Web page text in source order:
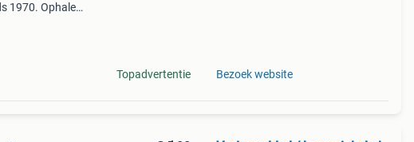
1970. Ophalen
Topadvertentie Bezoek website